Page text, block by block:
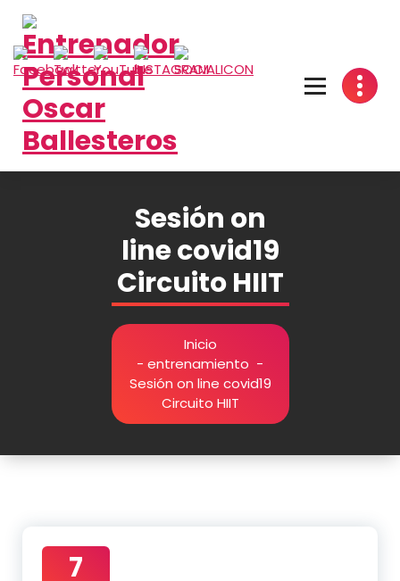
contenido
Sesión on
line covid19
Circuito HIIT
Inicio
- entrenamiento -
Sesión on line covid19
Circuito HIIT
7